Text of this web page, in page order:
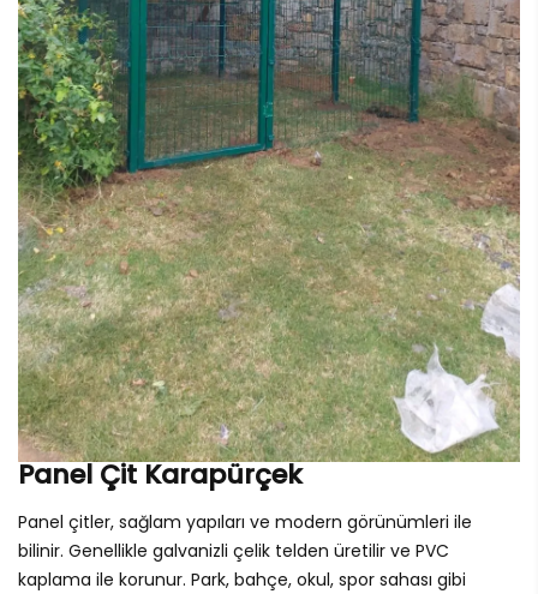
Panel Çit Karapürçek
Panel çitler, sağlam yapıları ve modern görünümleri ile
bilinir. Genellikle galvanizli çelik telden üretilir ve PVC
kaplama ile korunur. Park, bahçe, okul, spor sahası gibi